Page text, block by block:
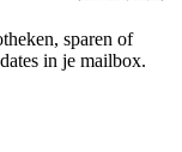
sparen of
in je mailbox.